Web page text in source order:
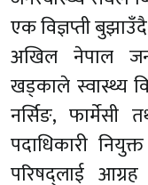
एक विज्ञप्ती
अखिल नेपाल
खड्काले स्वास्थ्य
नर्सिङ, फार्मेसी
पदाधिकारी
परिषद्लाई